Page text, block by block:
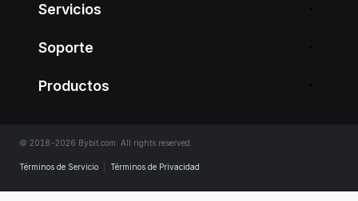
Servicios
Soporte
Productos
© 2018-2026 Bybit.com. All rights reserved.
Términos de Servicio Términos de Privacidad